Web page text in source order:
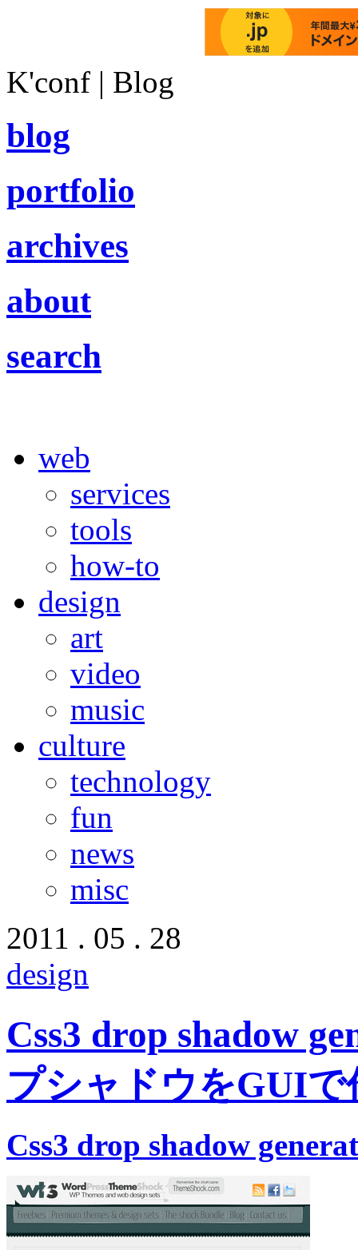
K'conf | Blog
blog
portfolio
archives
about
search
web
services
tools
how-to
design
art
video
music
culture
technology
fun
news
misc
2011 . 05 . 28
design
Css3 drop shadow
プシャドウをGUI
Css3 drop shadow